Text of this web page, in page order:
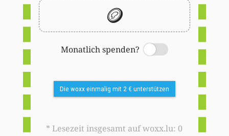
🪙
Monatlich spenden?
Switch
Die woxx einmalig mit 2 € unterstützen
* Lesezeit insgesamt auf woxx.lu: 0